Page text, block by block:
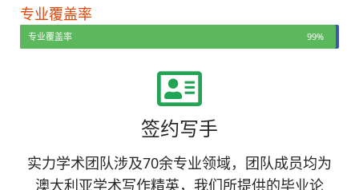
专业覆盖率
专业覆盖率 99%
签约写手
实力学术团队涉及70余专业领域，团队成员均为
澳大利亚学术写作精英，我们所提供的毕业论